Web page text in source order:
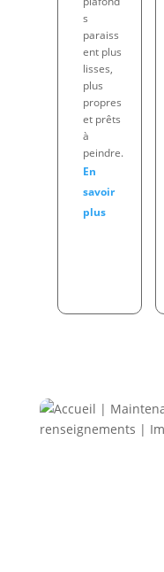
s
paraiss
ent plus
lisses,
plus
propres
et prêts
à
peindre.
En
savoir
plus